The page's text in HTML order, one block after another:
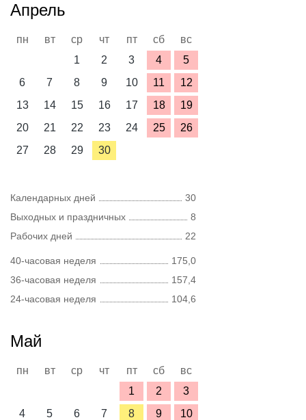
Апрель
пн вт ср чт пт сб
вс
1
2 3 4
5
6
7 8 9 10 11
12
13
14 15 16 17 18
19
20
21 22 23 24 25
26
27
28 29 30
Календарных дней
30
Выходных и праздничных
8
Рабочих дней
22
40-часовая неделя
175,0
36-часовая неделя
157,4
24-часовая неделя
104,6
Май
пн вт ср чт пт сб
вс
1
2
3
4
5 6 7 8 9
10